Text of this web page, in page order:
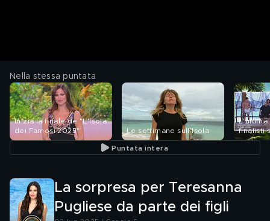
Nella stessa puntata
Inizia la finale de "L'Isola
dei Famosi 2025"
Le settimane sull'Isola
L'ultima
finalisti
Puntata intera
La sorpresa per Teresanna
Pugliese da parte dei figli